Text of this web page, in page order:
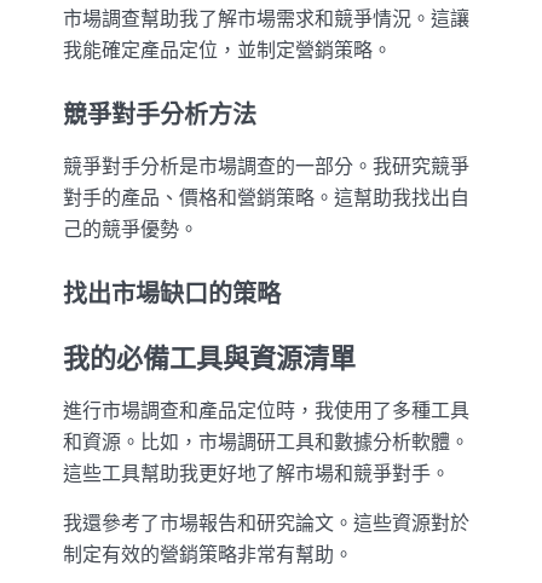
市場調查幫助我了解市場需求和競爭情況。這讓
我能確定產品定位，並制定營銷策略。
競爭對手分析方法
競爭對手分析是市場調查的一部分。我研究競爭
對手的產品、價格和營銷策略。這幫助我找出自
己的競爭優勢。
找出市場缺口的策略
我的必備工具與資源清單
進行市場調查和產品定位時，我使用了多種工具
和資源。比如，市場調研工具和數據分析軟體。
這些工具幫助我更好地了解市場和競爭對手。
我還參考了市場報告和研究論文。這些資源對於
制定有效的營銷策略非常有幫助。